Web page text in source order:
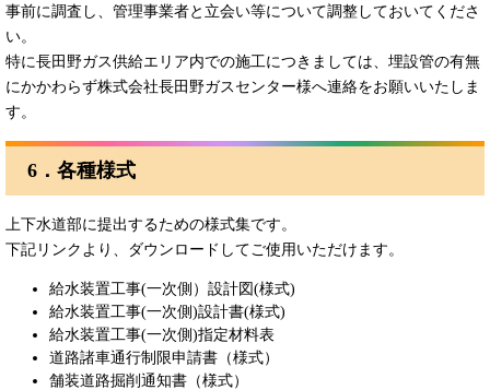
事前に調査し、管理事業者と立会い等について調整しておいてくださ
い。
特に長田野ガス供給エリア内での施工につきましては、埋設管の有無
にかかわらず株式会社長田野ガスセンター様へ連絡をお願いいたしま
す。
6．各種様式
上下水道部に提出するための様式集です。
下記リンクより、ダウンロードしてご使用いただけます。
給水装置工事(一次側）設計図(様式)
給水装置工事(一次側)設計書(様式)
給水装置工事(一次側)指定材料表
道路諸車通行制限申請書（様式）
舗装道路掘削通知書（様式）